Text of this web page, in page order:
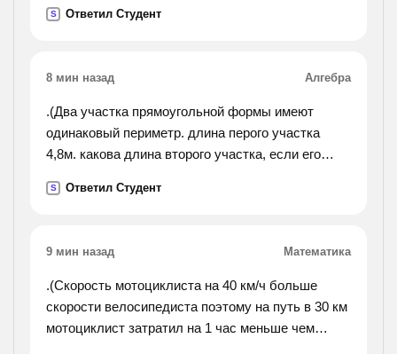
страницу снегом странные звуки идущие не то со
6. в обед прибежал и счастливый федя мазин. 7.
и возвращаюсь я к сумеркам в усадьбу.
S Ответил Студент
8 мин назад Алгебра
.(Два участка прямоугольной формы имеют
одинаковый периметр. длина перого участка
4,8м. какова длина второго участка, если его
S Ответил Студент
9 мин назад Математика
.(Скорость мотоциклиста на 40 км/ч больше
скорости велосипедиста поэтому на путь в 30 км
мотоциклист затратил на 1 час меньше чем